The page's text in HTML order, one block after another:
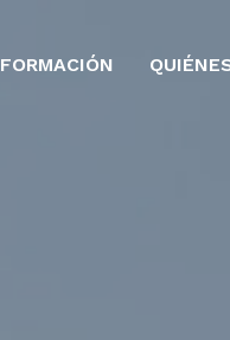
FORMACIÓN